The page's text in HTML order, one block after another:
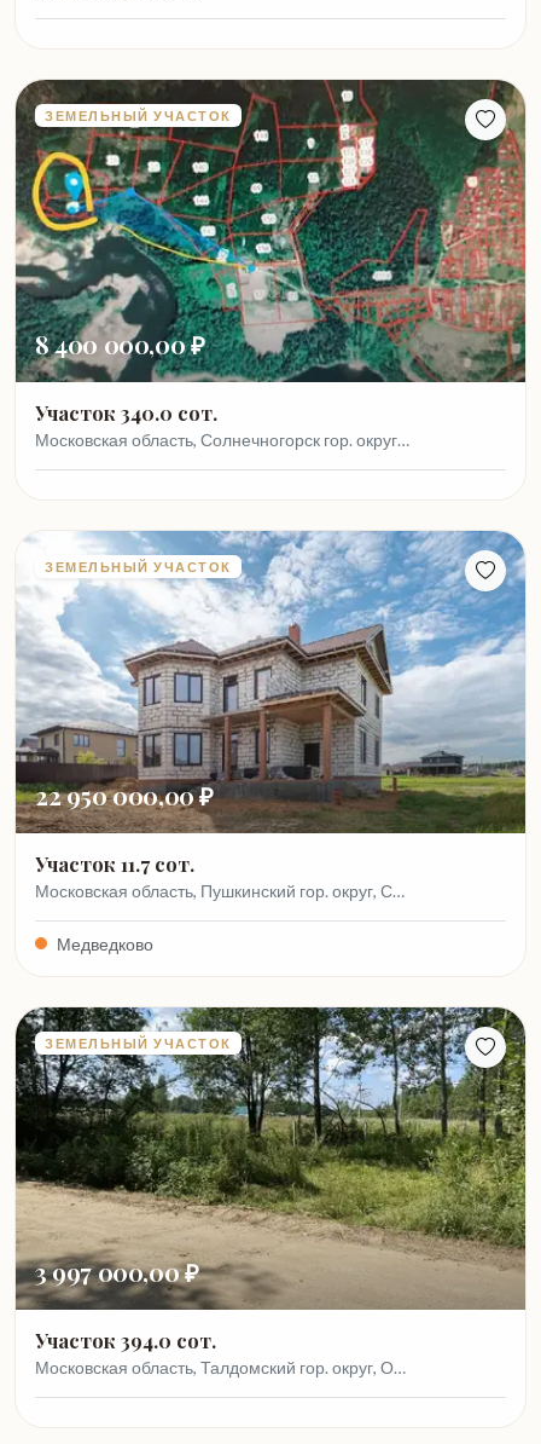
ЗЕМЕЛЬНЫЙ УЧАСТОК
8 400 000,00 ₽
Участок 340.0 сот.
Московская область, Солнечногорск гор. округ…
ЗЕМЕЛЬНЫЙ УЧАСТОК
22 950 000,00 ₽
Участок 11.7 сот.
Московская область, Пушкинский гор. округ, С…
Медведково
ЗЕМЕЛЬНЫЙ УЧАСТОК
3 997 000,00 ₽
Участок 394.0 сот.
Московская область, Талдомский гор. округ, О…